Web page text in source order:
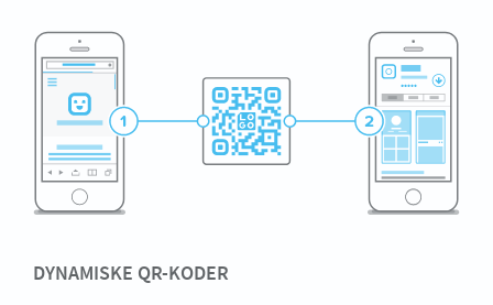
DYNAMISKE QR-KODER